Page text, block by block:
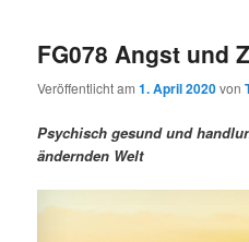
r
m
ä
e
u
n
t
a
s
n
a
v
FG078 Angst und
Veröffentlicht am1. April 2020von
Psychisch gesund und
ändernden Welt